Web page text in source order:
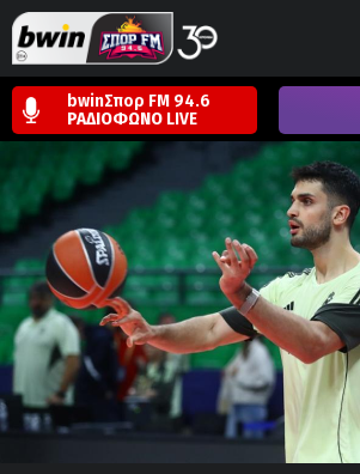
bwinΣπορ FM 94.6
ΡΑΔΙΟΦΩΝΟ LIVE